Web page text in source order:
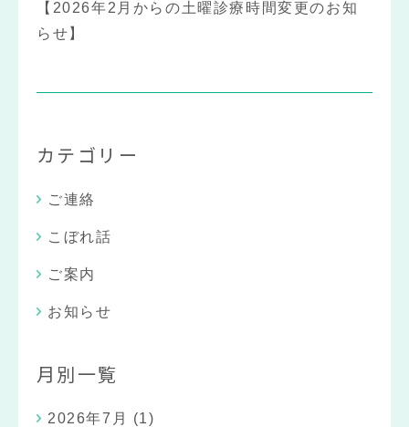
【2026年2月からの土曜診療時間変更のお知
らせ】
カテゴリー
ご連絡
こぼれ話
ご案内
お知らせ
月別一覧
2026年7月 (1)